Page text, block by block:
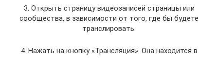
3. Открыть страницу видеозаписей страницы или
сообщества, в зависимости от того, где бы будете
транслировать.
4. Нажать на кнопку «Трансляция». Она находится в